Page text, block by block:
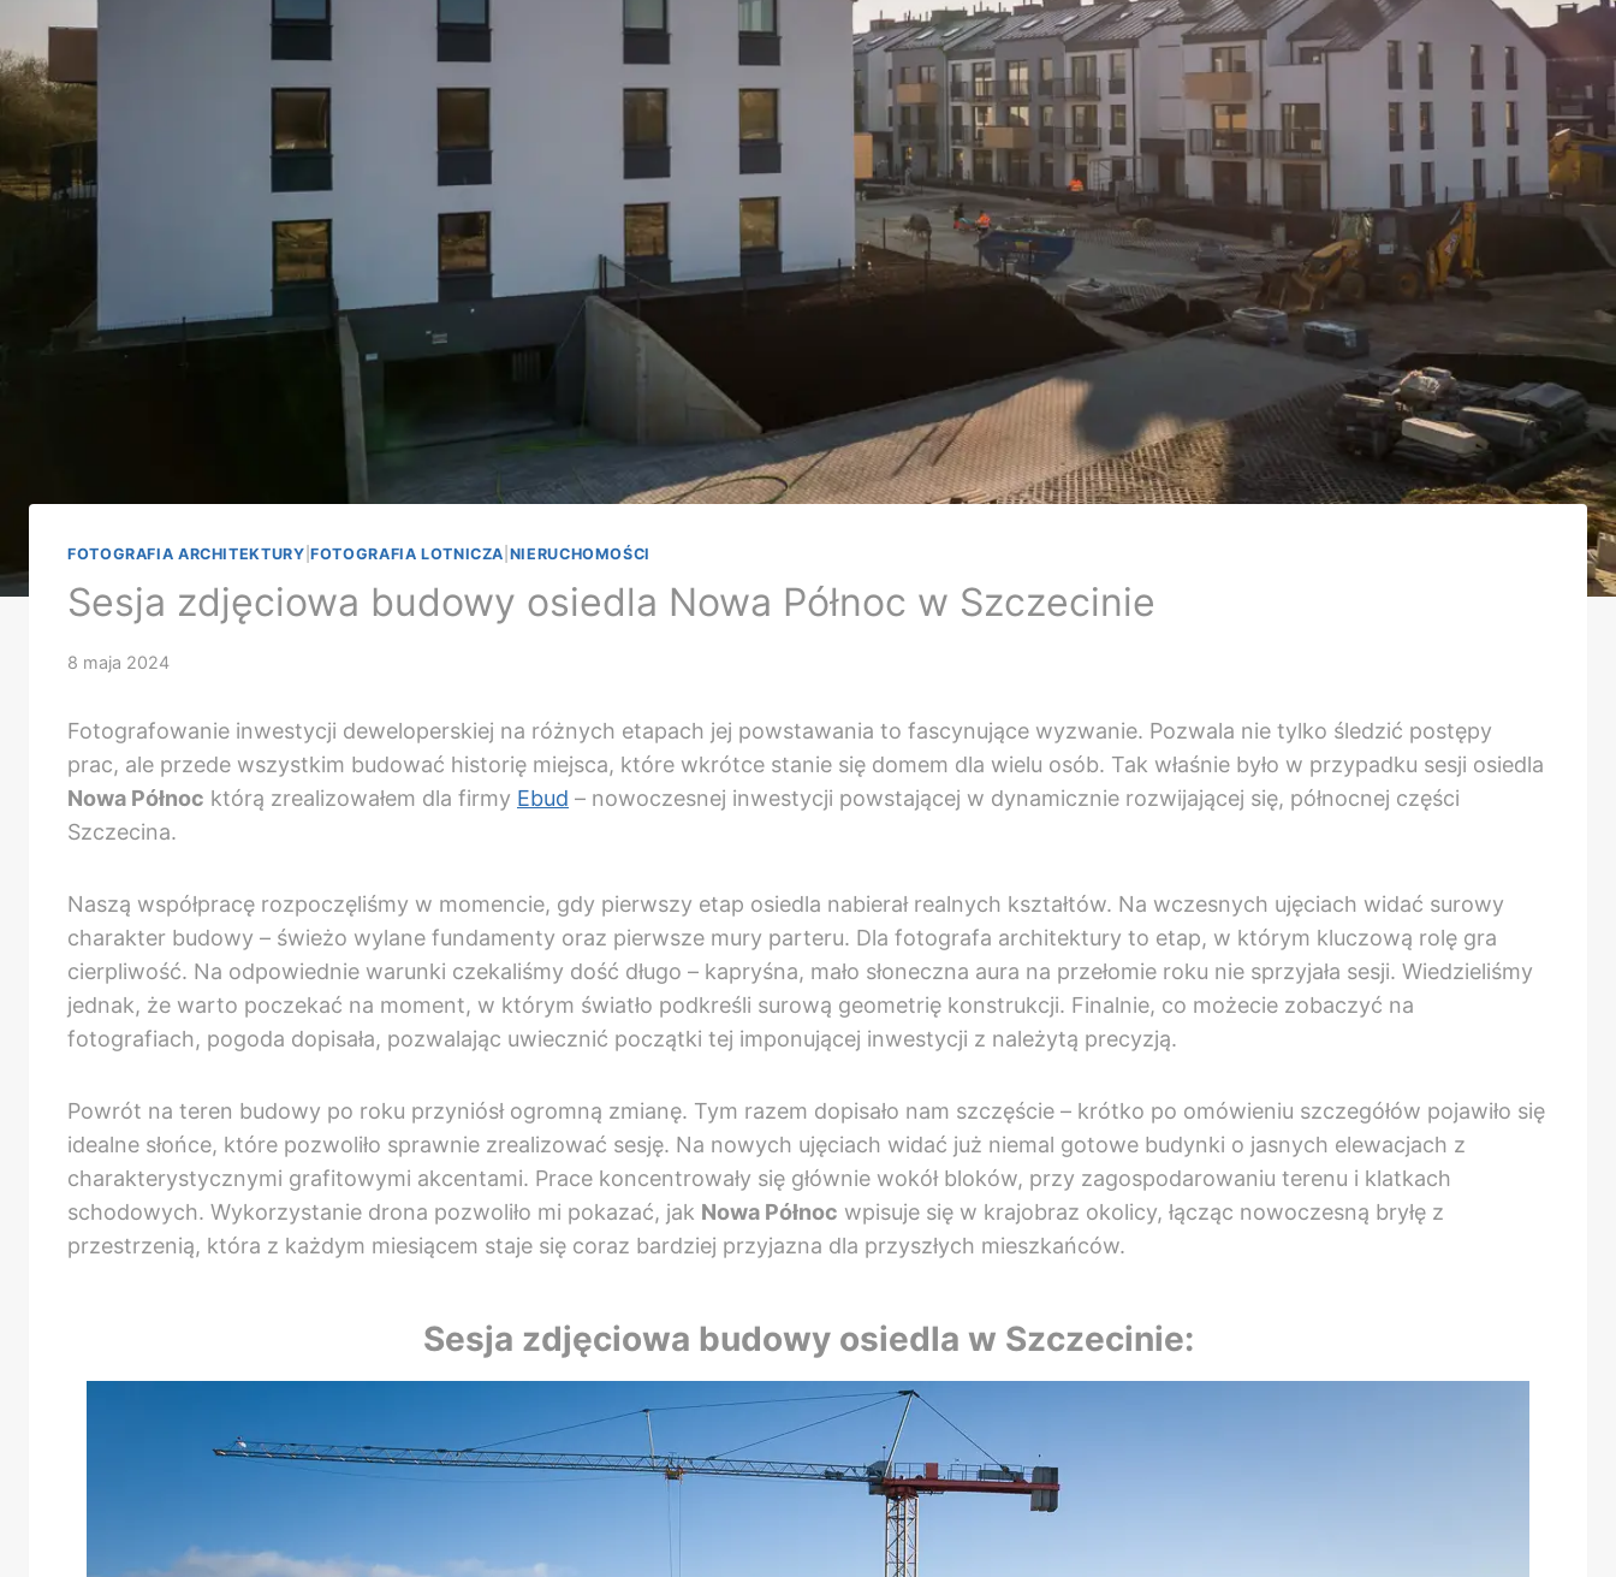
FOTOGRAFIA ARCHITEKTURY |FOTOGRAFIA LOTNICZA NIERUCHOMOŚCI
Sesja zdjęciowa budowy osiedla Nowa Północ w Szczecinie
8 maja 2024
Fotografowanie inwestycji deweloperskiej na różnych etapach jej powstawania to fascynujące wyzwanie. Pozwala nie tylko śledzić postępy
prac, ale przede wszystkim budować historię miejsca, które wkrótce stanie się domem dla wielu osób. Tak właśnie było w przypadku sesji osiedla
Nowa Północ którą zrealizowałem dla firmy Ebud – nowoczesnej inwestycji powstającej w dynamicznie rozwijającej się, północnej części
Szczecina.
Naszą współpracę rozpoczęliśmy w momencie, gdy pierwszy etap osiedla nabierał realnych kształtów. Na wczesnych ujęciach widać surowy
charakter budowy – świeżo wylane fundamenty oraz pierwsze mury parteru. Dla fotografa architektury to etap, w którym kluczową rolę gra
cierpliwość. Na odpowiednie warunki czekaliśmy dość długo – kapryśna, mało słoneczna aura na przełomie roku nie sprzyjała sesji. Wiedzieliśmy
jednak, że warto poczekać na moment, w którym światło podkreśli surową geometrię konstrukcji. Finalnie, co możecie zobaczyć na
fotografiach, pogoda dopisała, pozwalając uwiecznić początki tej imponującej inwestycji z należytą precyzją.
Powrót na teren budowy po roku przyniósł ogromną zmianę. Tym razem dopisało nam szczęście – krótko po omówieniu szczegółów pojawiło się
idealne słońce, które pozwoliło sprawnie zrealizować sesję. Na nowych ujęciach widać już niemal gotowe budynki o jasnych elewacjach z
charakterystycznymi grafitowymi akcentami. Prace koncentrowały się głównie wokół bloków, przy zagospodarowaniu terenu i klatkach
schodowych. Wykorzystanie drona pozwoliło mi pokazać, jak Nowa Północ wpisuje się w krajobraz okolicy, łącząc nowoczesną bryłę z
przestrzenią, która z każdym miesiącem staje się coraz bardziej przyjazna dla przyszłych mieszkańców.
Sesja zdjęciowa budowy osiedla w Szczecinie: